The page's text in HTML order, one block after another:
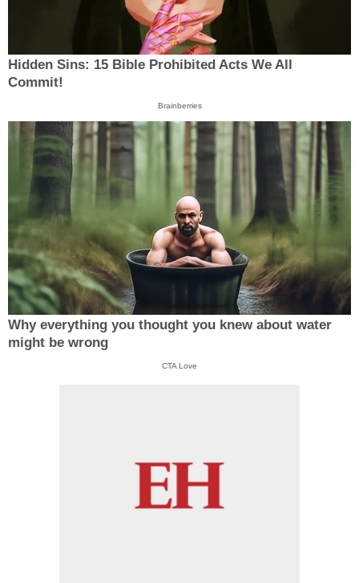
Hidden Sins: 15 Bible Prohibited Acts We All
Commit!
Brainberries
Why everything you thought you knew about water
might be wrong
CTA Love